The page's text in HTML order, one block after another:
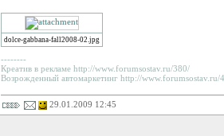
dolce-gabbana-fall2008-02.jpg
--------
Креатив в рекламе http://www.forumsostav.ru/380/
Возрожденный автомаркетинг http://www.forumsostav.ru/
29.01.2009 12:45